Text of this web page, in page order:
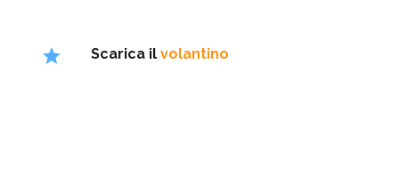
star Scarica ilvolantino